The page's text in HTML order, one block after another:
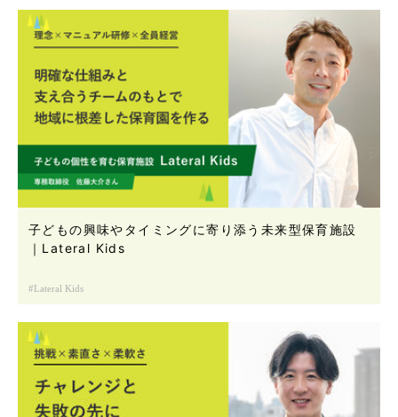
子どもの興味やタイミングに寄り添う未来型保育施設
｜Lateral Kids
Lateral Kids